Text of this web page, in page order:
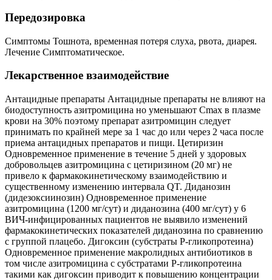
Передозировка
Симптомы Тошнота, временная потеря слуха, рвота, диарея.
Лечение Симптоматическое.
Лекарственное взаимодействие
Антацидные препараты Антацидные препараты не влияют на
биодоступность азитромицина но уменьшают Сmах в плазме
крови на 30% поэтому препарат азитромицин следует
принимать по крайней мере за 1 час до или через 2 часа после
приема антацидных препаратов и пищи. Цетиризин
Одновременное применение в течение 5 дней у здоровых
добровольцев азитромицина с цетиризином (20 мг) не
привело к фармакокинетическому взаимодействию и
существенному изменению интервала QT. Диданозин
(дидезоксиинозин) Одновременное применение
азитромицина (1200 мг/сут) и диданозина (400 мг/сут) у 6
ВИЧ-инфицированных пациентов не выявило изменений
фармакокинетических показателей диданозина по сравнению
с группой плацебо. Дигоксин (субстраты Р-гликопротеина)
Одновременное применение макролидных антибиотиков в
том числе азитромицина с субстратами Р-гликопротеина
такими как дигоксин приводит к повышению концентрации